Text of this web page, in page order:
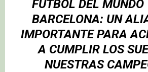
FÚTBOL DEL MUNDO
BARCELONA: UN
IMPORTANTE PARA
A CUMPLIR LOS
NUESTRAS